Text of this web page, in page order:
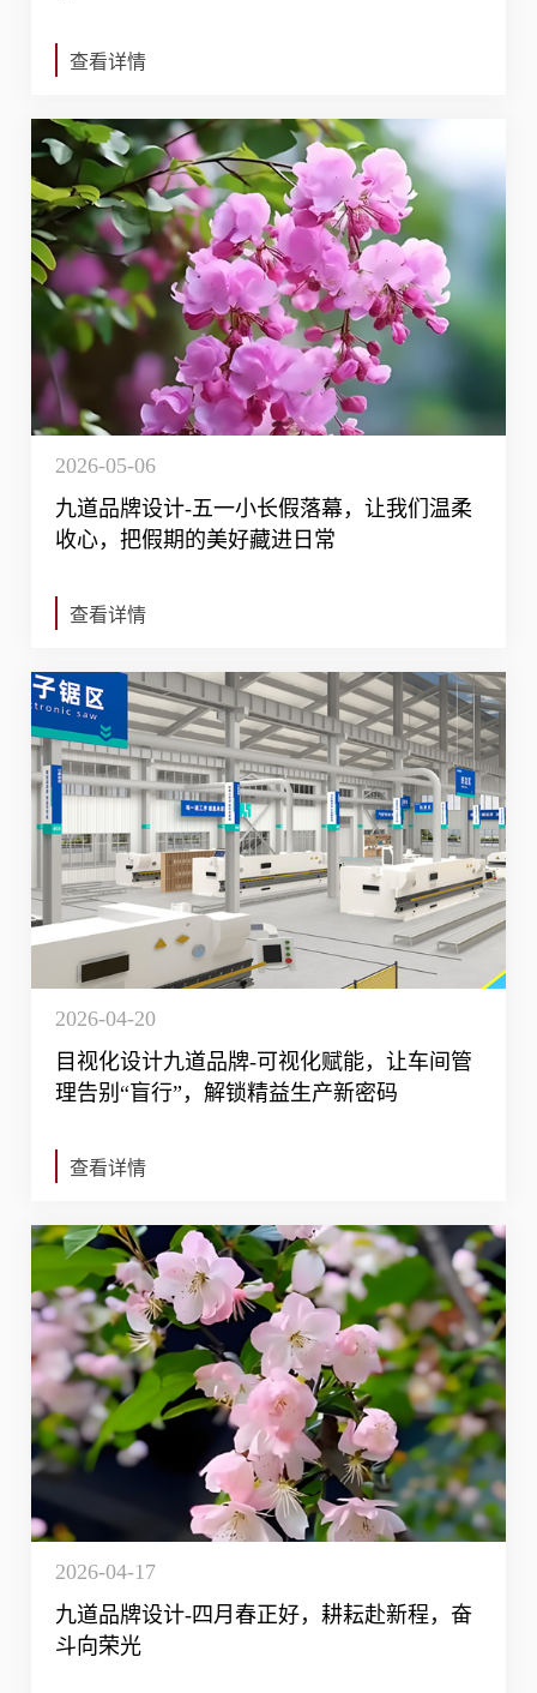
查看详情
2026-05-06
九道品牌设计-五一小长假落幕，让我们温柔
收心，把假期的美好藏进日常
查看详情
2026-04-20
目视化设计九道品牌-可视化赋能，让车间管
理告别“盲行”，解锁精益生产新密码
查看详情
2026-04-17
九道品牌设计-四月春正好，耕耘赴新程，奋
斗向荣光